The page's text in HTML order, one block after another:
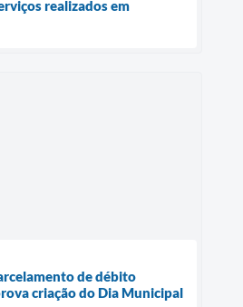
realizados em
de débito
criação do Dia Municipal